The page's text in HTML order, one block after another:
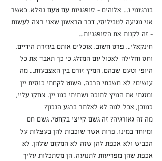
בורג'ומי ו... אלוהים – סופגניות עם טעם נפלא. כאשר
אני מגיעה לטביליסי, דבר הראשון שאני רצה לעשות
– זה לקנות את הסופגניות...
חינקאלי... פרט חשוב. אוכלים אותם בעזרת הידיים,
וחס וחלילה לאכול עם המזלג כי כך תאבד את כל
היופי וטעם שבהם. המיץ זורם בין האצבעות... מה
עושים? לא חשבתי הרבה, פשוט לקחתי כוסית יין
ומזגתי את המיץ לתוכה ושתיתי כמו יין. צחקו עליי,
כמובן, אבל למה לא לאלתר ברגע הנכון?
מה זה גאורגיה? זה גשם קייצי בקחטי, גשם חם
ומיוחד במינו. פרות אשר שוכבות להן בעצלות על
הכביש ולא אכפת להן שזה לא המקום שלהן, לא
אכפת שהן מפריעות לתנועה. הן מסתכלות עליך